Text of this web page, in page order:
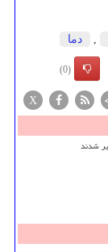
, دما
(0)
X